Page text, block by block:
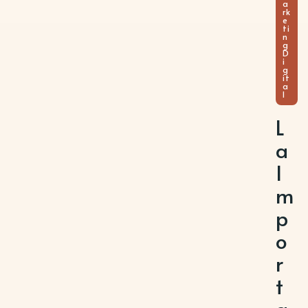
a
rk
e
ti
n
g
D
i
g
it
a
l
L
a
I
m
p
o
r
t